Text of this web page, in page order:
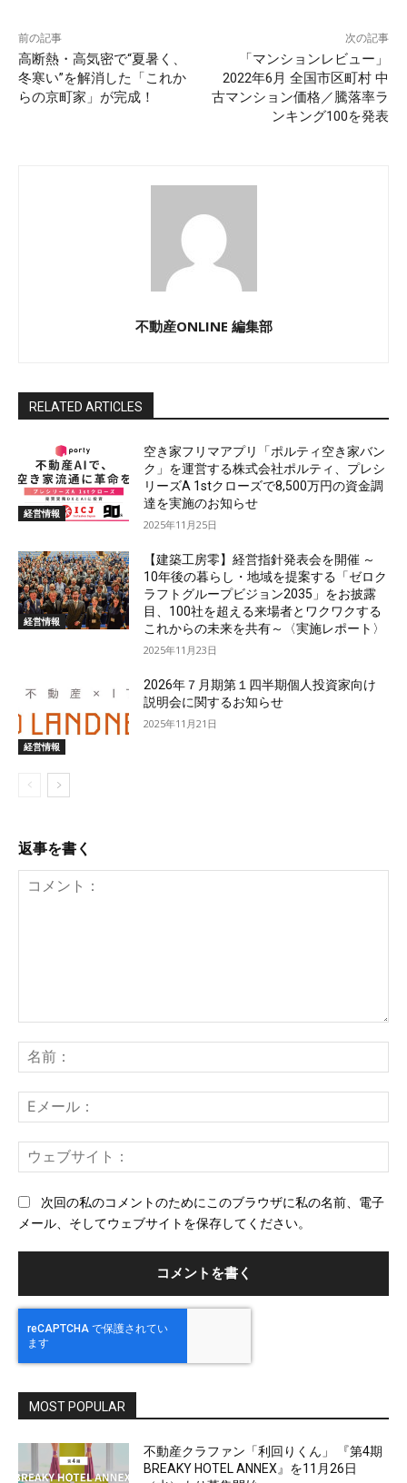
前の記事
高断熱・高気密で“夏暑く、
冬寒い”を解消した「これか
らの京町家」が完成！
次の記事
「マンションレビュー」
2022年6月 全国市区町村 中
古マンション価格／騰落率ラ
ンキング100を発表
不動産ONLINE 編集部
RELATED ARTICLES
経営情報
空き家フリマアプリ「ポルティ空き家バン
ク」を運営する株式会社ポルティ、プレシ
リーズA 1stクローズで8,500万円の資金調
達を実施のお知らせ
2025年11月25日
経営情報
【建築工房零】経営指針発表会を開催 ～
10年後の暮らし・地域を提案する「ゼロク
ラフトグループビジョン2035」をお披露
目、100社を超える来場者とワクワクする
これからの未来を共有～〈実施レポート〉
2025年11月23日
経営情報
2026年７月期第１四半期個人投資家向け
説明会に関するお知らせ
2025年11月21日
返事を書く
ン
ト：
前
メ
ー
ェ
次回の私のコメントのためにこのブラウザに私の名前、電子
メール、そしてウェブサイトを保存してください。
MOST POPULAR
不動産クラファン「利回りくん」 『第4期
BREAKY HOTEL ANNEX』を11月26日